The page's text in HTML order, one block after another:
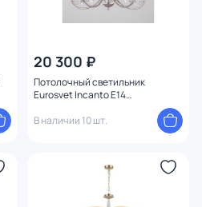
20 300 ₽
Потолочный светильник
Eurosvet Incanto E14
В наличии 10 шт.